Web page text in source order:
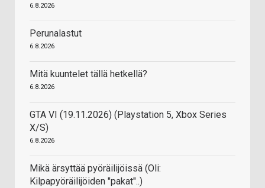
6.8.2026
Perunalastut
6.8.2026
Mitä kuuntelet tällä hetkellä?
6.8.2026
GTA VI (19.11.2026) (Playstation 5, Xbox Series
X/S)
6.8.2026
Mikä ärsyttää pyöräilijöissä (Oli:
Kilpapyöräilijöiden "pakat"..)